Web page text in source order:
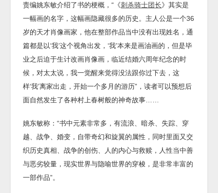
责编姚东敏介绍了书的梗概，“《刺杀骑士团长》其实是
一幅画的名字，这幅画隐藏很多的历史。主人公是一个36
岁的天才肖像画家，他在整部作品当中没有出现姓名，通
篇都是以‘我’这个视角出发，‘我’本来是画油画的，但是毕
业之后迫于生计改画肖像画，临近结婚六周年纪念的时
候，对太太说，我一觉醒来觉得没法跟你过下去，这
样‘我’离家出走，开始一个多月的游历”，读者可以预想后
面自然发生了各种村上春树般的神奇故事……
姚东敏称：“书中元素非常多，有流浪、暗杀、失踪、穿
越、战争、婚变，自带奇幻和旋翼的属性，同时里面又交
织历史真相、战争的创伤、人的内心与救赎，人性当中善
与恶劣较量，现实世界与隐喻世界的穿梭，是非常丰富的
一部作品”。